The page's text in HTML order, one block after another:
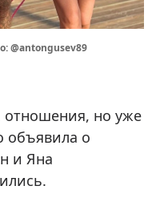
@antongusev89
отношения, но уже
объявила о
и Яна